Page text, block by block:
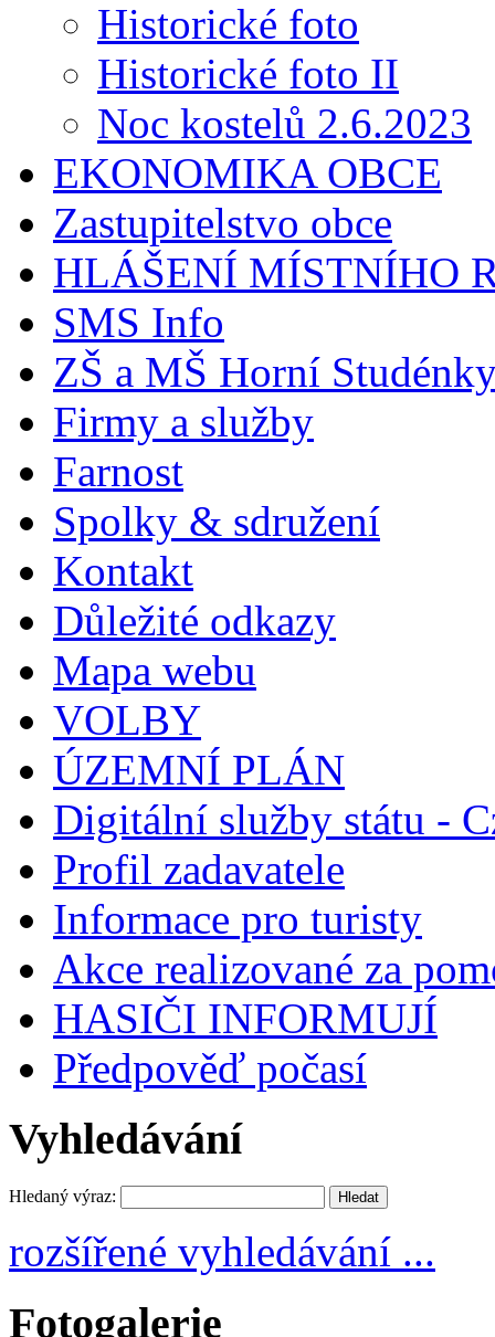
Historické foto
Historické foto II
Noc kostelů 2.6.2023
EKONOMIKA OBCE
Zastupitelstvo obce
HLÁŠENÍ MÍSTNÍHO
SMS Info
ZŠ a MŠ Horní
Firmy a služby
Farnost
Spolky & sdružení
Kontakt
Důležité odkazy
Mapa webu
VOLBY
ÚZEMNÍ PLÁN
Digitální služby státu -
Profil zadavatele
Informace pro turisty
Akce realizované za
HASIČI INFORMUJÍ
Předpověď počasí
Vyhledávání
Hledaný výraz:
rozšířené vyhledávání ...
Fotogalerie